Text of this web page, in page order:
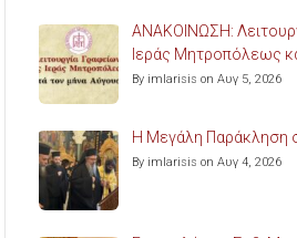
ΑΝΑΚΟΙΝΩΣΗ:
Ιεράς Μητροπόλεως
By imlarisis on Αυγ 5, 2026
Η Μεγάλη Παράκληση
By imlarisis on Αυγ 4, 2026